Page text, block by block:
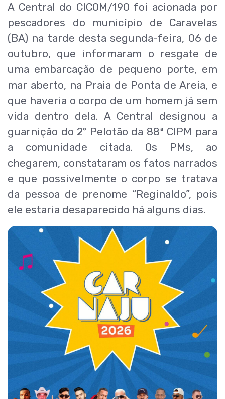
A Central do CICOM/190 foi acionada por
pescadores do município de Caravelas
(BA) na tarde desta segunda-feira, 06 de
outubro, que informaram o resgate de
uma embarcação de pequeno porte, em
mar aberto, na Praia de Ponta de Areia, e
que haveria o corpo de um homem já sem
vida dentro dela. A Central designou a
guarnição do 2º Pelotão da 88ª CIPM para
a comunidade citada. Os PMs, ao
chegarem, constataram os fatos narrados
e que possivelmente o corpo se tratava
da pessoa de prenome “Reginaldo”, pois
ele estaria desaparecido há alguns dias.